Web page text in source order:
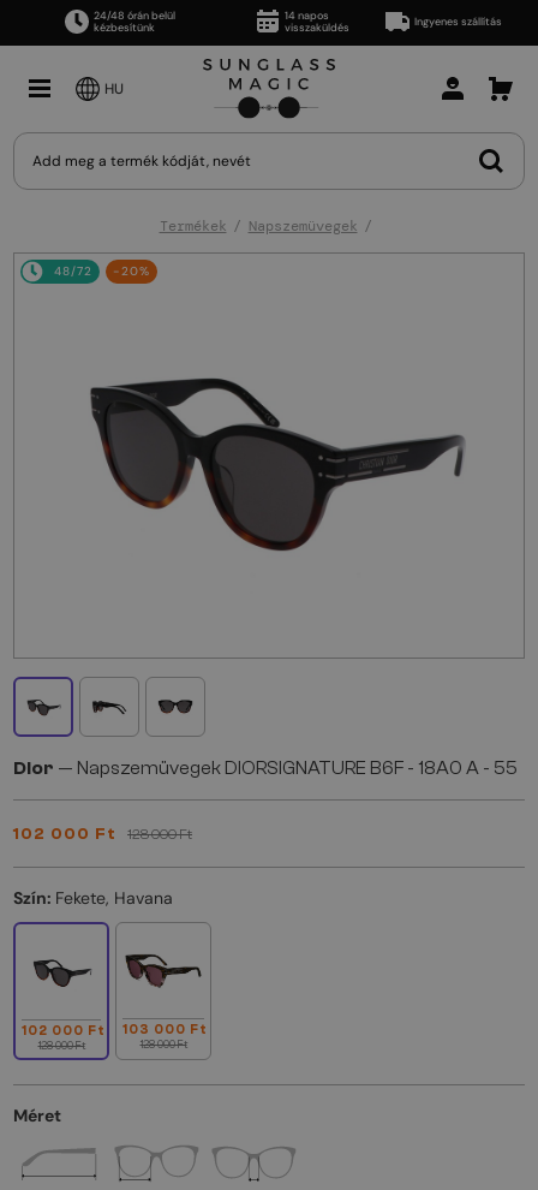
24/48 órán belül
kézbesítünk
14 napos
visszaküldés
Ingyenes szállítás
HU
Termékek Napszemüvegek
48/72 -20%
Dior — Napszemüvegek DIORSIGNATURE B6F - 18A0 A - 55
102 000 Ft 128 000 Ft
Szín: Fekete, Havana
102 000 Ft
128 000 Ft
103 000 Ft
128 000 Ft
Méret